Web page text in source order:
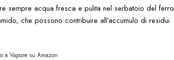
sempre acqua fresca e pulita nel serbatoio del ferro
che possono contribuire all’accumulo di residui
a Vapore su Amazon